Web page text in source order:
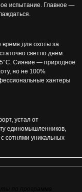
испытание. Главное —
для охоты за
светло днём.
Сияние — природное
но не 100%
хантеры
устал от
единомышленников,
сотнями уникальных